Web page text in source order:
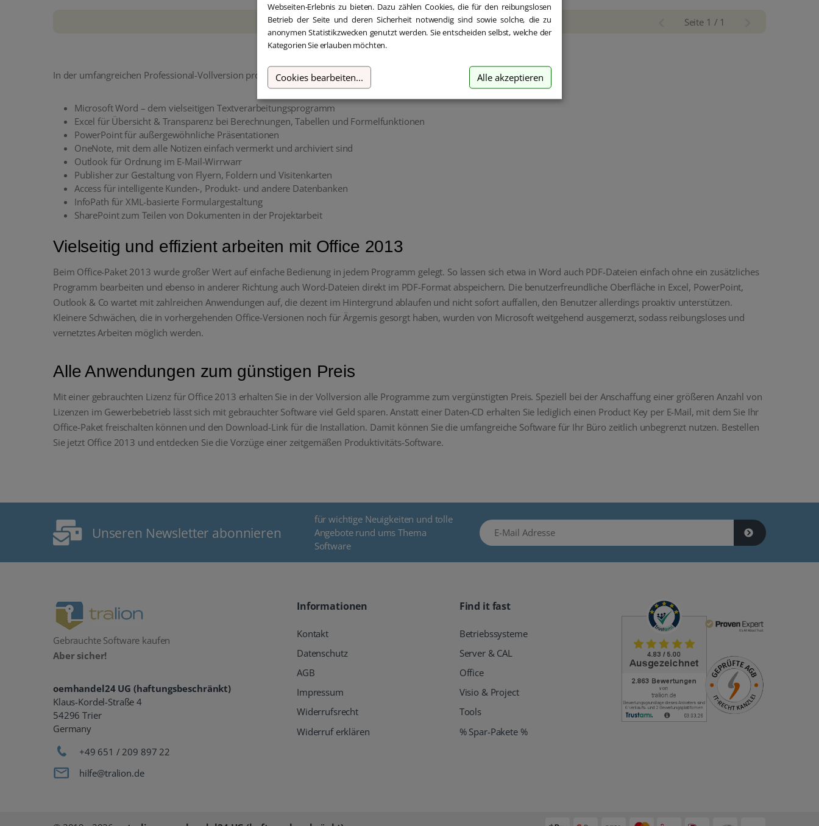
Seite 1 / 1
In der umfangreichen Professional-Vollversion profitieren Sie von:
Microsoft Word – dem vielseitigen Textverarbeitungsprogramm
Excel für Übersicht & Transparenz bei Berechnungen, Tabellen und Formelfunktionen
PowerPoint für außergewöhnliche Präsentationen
OneNote, mit dem alle Notizen einfach vermerkt und archiviert sind
Outlook für Ordnung im E-Mail-Wirrwarr
Publisher zur Gestaltung von Flyern, Foldern und Visitenkarten
Access für intelligente Kunden-, Produkt- und andere Datenbanken
InfoPath für XML-basierte Formulargestaltung
SharePoint zum Teilen von Dokumenten in der Projektarbeit
Vielseitig und effizient arbeiten mit Office 2013
Beim Office-Paket 2013 wurde großer Wert auf einfache Bedienung in jedem Programm gelegt. So lassen sich etwa in Word auch PDF-Dateien einfach ohne ein zusätzliches
Programm bearbeiten und ebenso in anderer Richtung auch Word-Dateien direkt im PDF-Format abspeichern. Die benutzerfreundliche Oberfläche in Excel, PowerPoint,
Outlook & Co wartet mit zahlreichen Anwendungen auf, die dezent im Hintergrund ablaufen und nicht sofort auffallen, den Benutzer allerdings proaktiv unterstützen.
Kleinere Schwächen, die in vorhergehenden Office-Versionen noch für Ärgernis gesorgt haben, wurden von Microsoft weitgehend ausgemerzt, sodass reibungsloses und
vernetztes Arbeiten möglich werden.
Alle Anwendungen zum günstigen Preis
Mit einer gebrauchten Lizenz für Office 2013 erhalten Sie in der Vollversion alle Programme zum vergünstigten Preis. Speziell bei der Anschaffung einer größeren Anzahl von
Lizenzen im Gewerbebetrieb lässt sich mit gebrauchter Software viel Geld sparen. Anstatt einer Daten-CD erhalten Sie lediglich einen Product Key per E-Mail, mit dem Sie Ihr
Office-Paket freischalten können und den Download-Link für die Installation. Damit können Sie die umfangreiche Software für Ihr Büro zeitlich unbegrenzt nutzen. Bestellen
Sie jetzt Office 2013 und entdecken Sie die Vorzüge einer zeitgemäßen Produktivitäts-Software.
Unseren Newsletter abonnieren
für wichtige Neuigkeiten und tolle
Angebote rund ums Thema
Software
E-Mail Adresse
Gebrauchte Software kaufen
Aber sicher!
oemhandel24 UG (haftungsbeschränkt)
Klaus-Kordel-Straße 4
54296 Trier
Germany
+49 651 / 209 897 22
hilfe@tralion.de
Informationen
Kontakt
Datenschutz
AGB
Impressum
Widerrufsrecht
Widerruf erklären
Find it fast
Betriebssysteme
Server & CAL
Office
Visio & Project
Tools
% Spar-Pakete %
Webseiten-Erlebnis zu bieten. Dazu zählen Cookies, die für den reibungslosen
Betrieb der Seite und deren Sicherheit notwendig sind sowie solche, die zu
anonymen Statistikzwecken genutzt werden. Sie entscheiden selbst, welche der
Kategorien Sie erlauben möchten.
Cookies bearbeiten... Alle akzeptieren